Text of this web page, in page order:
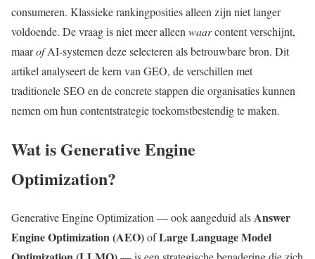
consumeren. Klassieke rankingposities alleen zijn niet langer
voldoende. De vraag is niet meer alleen waarcontent verschijnt,
maarofAI-systemen deze selecteren als betrouwbare bron. Dit
artikel analyseert de kern van GEO, de verschillen met
traditionele SEO en de concrete stappen die organisaties kunnen
nemen om hun contentstrategie toekomstbestendig te maken.
Wat is Generative Engine
Optimization?
Generative Engine Optimization — ook aangeduid als Answer
Engine Optimization (AEO)ofLarge Language Model